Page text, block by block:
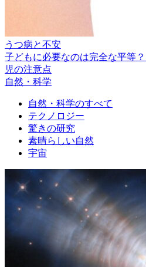
うつ病と不安
子どもに必要なのは完全な平等
児の注意点
自然・科学
自然・科学のすべて
テクノロジー
驚きの研究
素晴らしい自然
宇宙